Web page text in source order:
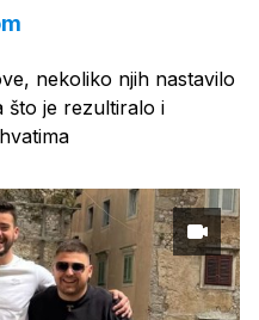
nekoliko njih nastavilo
što je rezultiralo i